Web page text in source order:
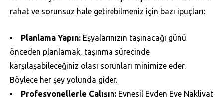
rahat ve sorunsuz hale getirebilmeniz için bazı ipuçları:
Planlama Yapın: Eşyalarınızın taşınacağı günü
önceden planlamak, taşınma sürecinde
karşılaşabileceğiniz olası sorunları minimize eder.
Böylece her şey yolunda gider.
Profesyonellerle Çalışın: Eynesil Evden Eve Nakliyat